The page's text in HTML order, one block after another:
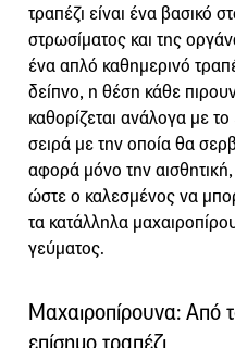
τραπέζι είναι ένα βασικό
στρωσίματος και της
ένα απλό καθημερινό
δείπνο, η θέση κάθε
καθορίζεται ανάλογα με
σειρά με την οποία θα
αφορά μόνο την αισθητική,
ώστε ο καλεσμένος να
τα κατάλληλα
γεύματος.
Μαχαιροπίρουνα: Από
επίσημο τραπέζι